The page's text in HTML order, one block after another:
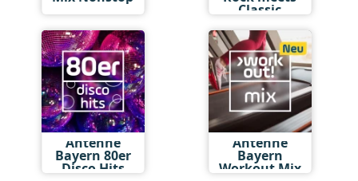
Classic
Antenne
Bayern 80er
Disco Hits
Antenne
Bayern
Workout Mix